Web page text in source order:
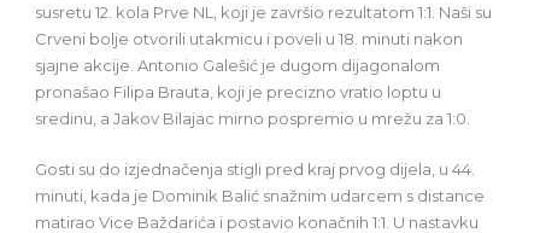
susretu 12. kola Prve NL, koji je završio rezultatom 1:1. Naši su
Crveni bolje otvorili utakmicu i poveli u 18. minuti nakon
sjajne akcije. Antonio Galešić je dugom dijagonalom
pronašao Filipa Brauta, koji je precizno vratio loptu u
sredinu, a Jakov Bilajac mirno pospremio u mrežu za 1:0.
Gosti su do izjednačenja stigli pred kraj prvog dijela, u 44.
minuti, kada je Dominik Balić snažnim udarcem s distance
matirao Vice Baždarića i postavio konačnih 1:1. U nastavku